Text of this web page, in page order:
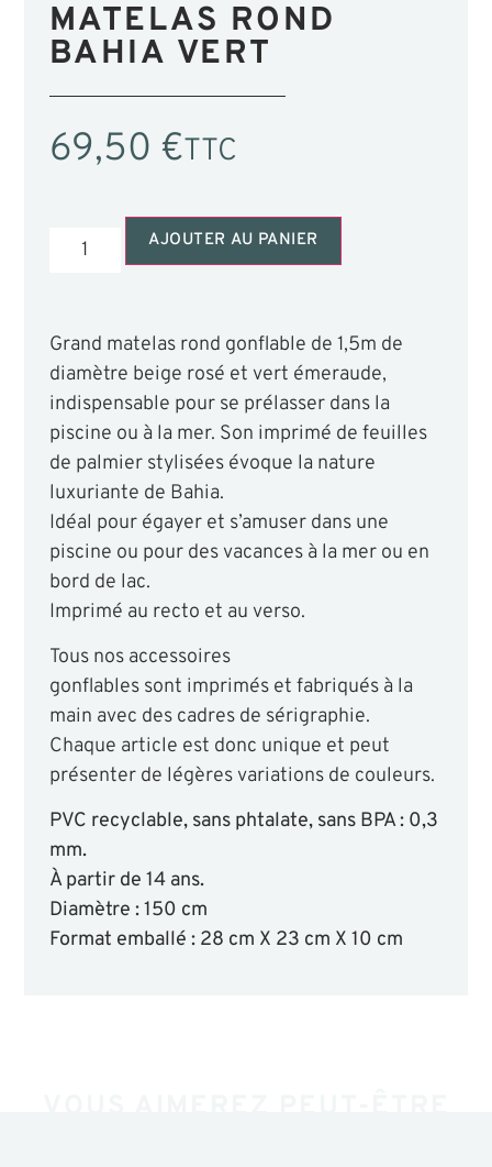
MATELAS ROND
BAHIA VERT
69,50 €TTC
AJOUTER AU PANIER
Grand matelas rond gonflable de 1,5m de
diamètre beige rosé et vert émeraude,
indispensable pour se prélasser dans la
piscine ou à la mer. Son imprimé de feuilles
de palmier stylisées évoque la nature
luxuriante de Bahia.
Idéal pour égayer et s’amuser dans une
piscine ou pour des vacances à la mer ou en
bord de lac.
Imprimé au recto et au verso.
Tous nos accessoires
gonflables sont imprimés et fabriqués à la
main avec des cadres de sérigraphie.
Chaque article est donc unique et peut
présenter de légères variations de couleurs.
PVC recyclable, sans phtalate, sans BPA : 0,3
mm.
À partir de 14 ans.
Diamètre : 150 cm
Format emballé : 28 cm X 23 cm X 10 cm